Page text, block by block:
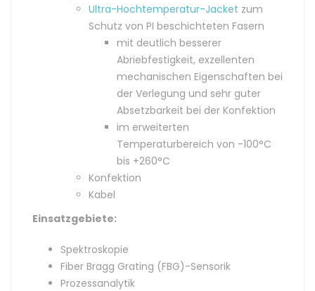
Ultra-Hochtemperatur-Jacket zum
Schutz von PI beschichteten Fasern
mit deutlich besserer
Abriebfestigkeit, exzellenten
mechanischen Eigenschaften bei
der Verlegung und sehr guter
Absetzbarkeit bei der Konfektion
im erweiterten
Temperaturbereich von -100°C
bis +260°C
Konfektion
Kabel
Einsatzgebiete:
Spektroskopie
Fiber Bragg Grating (FBG)-Sensorik
Prozessanalytik